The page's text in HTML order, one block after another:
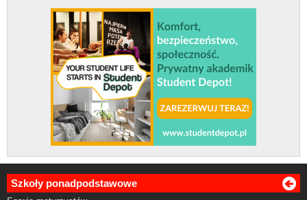
Szkoły ponadpodstawowe